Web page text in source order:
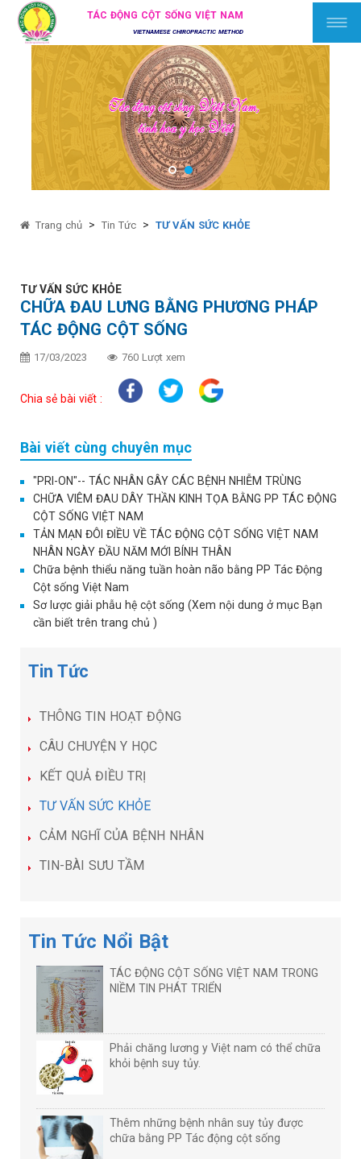
TÁC ĐỘNG CỘT SỐNG VIỆT NAM
VIETNAMESE CHIROPRACTIC METHOD
Trang chủ > Tin Tức > TƯ VẤN SỨC KHỎE
Tin Tức
THÔNG TIN HOẠT ĐỘNG
CÂU CHUYỆN Y HỌC
KẾT QUẢ ĐIỀU TRỊ
TƯ VẤN SỨC KHỎE
CẢM NGHĨ CỦA BỆNH NHÂN
TIN-BÀI SƯU TẦM
Tin Tức Nổi Bật
TÁC ĐỘNG CỘT SỐNG VIỆT NAM TRONG
NIỀM TIN PHÁT TRIỂN
Phải chăng lương y Việt nam có thể chữa
khỏi bệnh suy tủy.
Thêm những bệnh nhân suy tủy được
chữa bằng PP Tác động cột sống
TƯ VẤN SỨC KHỎE
CHỮA ĐAU LƯNG BẰNG PHƯƠNG PHÁP
TÁC ĐỘNG CỘT SỐNG
17/03/2023 760 Lượt xem
Chia sẻ bài viết :
Bài viết cùng chuyên mục
"PRI-ON"-- TÁC NHÂN GÂY CÁC BỆNH NHIỄM TRÙNG
CHỮA VIÊM ĐAU DÂY THẦN KINH TỌA BẰNG PP TÁC ĐỘNG
CỘT SỐNG VIỆT NAM
TẢN MẠN ĐÔI ĐIỀU VỀ TÁC ĐỘNG CỘT SỐNG VIỆT NAM
NHÂN NGÀY ĐẦU NĂM MỚI BÍNH THÂN
Chữa bệnh thiểu năng tuần hoàn não bằng PP Tác Động
Cột sống Việt Nam
Sơ lược giải phẫu hệ cột sống (Xem nội dung ở mục Bạn
cần biết trên trang chủ )